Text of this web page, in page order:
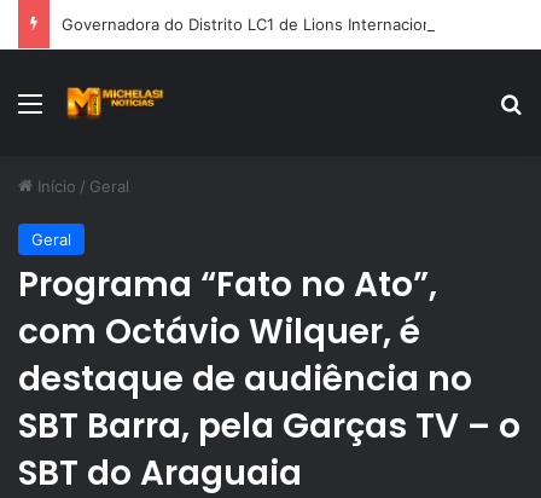
Menu
Início / Geral
Geral
Programa “Fato no Ato”,
com Octávio Wilquer, é
destaque de audiência no
SBT Barra, pela Garças TV – o
SBT do Araguaia